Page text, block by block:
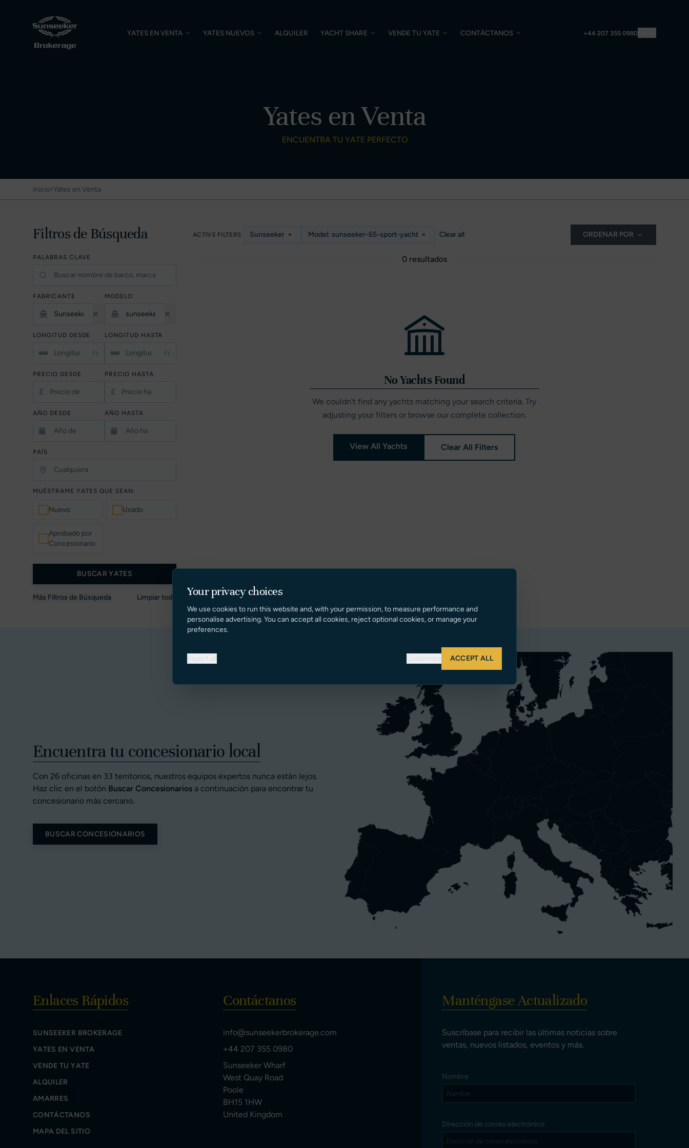
YATES EN VENTA YATES NUEVOS ALQUILER YACHT SHARE VENDE TU YATE CONTÁCTANOS +44 207 355 0980
Yates en Venta
ENCUENTRA TU YATE PERFECTO
Inicio›Yates en Venta
Filtros de Búsqueda
PALABRAS CLAVE
FABRICANTE MODELO
LONGITUD DESDE
Ft
LONGITUD HASTA
Ft
PRECIO DESDE
£
PRECIO HASTA
£
AÑO DESDE AÑO HASTA
PAÍS
MUÉSTRAME YATES QUE SEAN:
Nuevo Usado
Aprobado por
Concesionario
BUSCAR YATES
Más Filtros de Búsqueda Limpiar todo
ACTIVE FILTERS Sunseeker × Model: sunseeker-65-sport-yacht × Clear all ORDENAR POR
0 resultados
No Yachts Found
We couldn't find any yachts matching your search criteria. Try
adjusting your filters or browse our complete collection.
View All Yachts Clear All Filters
Encuentra tu concesionario local
Con 26 oficinas en 33 territorios, nuestros equipos expertos nunca están lejos.
Haz clic en el botón Buscar Concesionarios a continuación para encontrar tu
concesionario más cercano.
BUSCAR CONCESIONARIOS
Enlaces Rápidos
SUNSEEKER BROKERAGE
YATES EN VENTA
VENDE TU YATE
ALQUILER
AMARRES
CONTÁCTANOS
MAPA DEL SITIO
Contáctanos
info@sunseekerbrokerage.com
+44 207 355 0980
Sunseeker Wharf
West Quay Road
Poole
BH15 1HW
United Kingdom
Manténgase Actualizado
Suscríbase para recibir las últimas noticias sobre
ventas, nuevos listados, eventos y más.
Nombre
Dirección de correo electrónico
Your privacy choices
We use cookies to run this website and, with your permission, to measure performance and
personalise advertising. You can accept all cookies, reject optional cookies, or manage your
preferences.
Reject all Customize ACCEPT ALL